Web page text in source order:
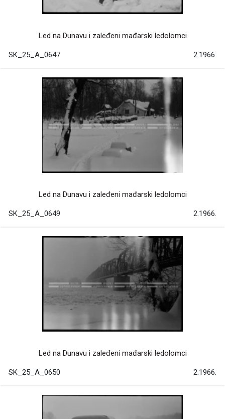
Led na Dunavu i zaleđeni mađarski ledolomci
SK_25_A_0647 2.1966.
Led na Dunavu i zaleđeni mađarski ledolomci
SK_25_A_0649 2.1966.
Led na Dunavu i zaleđeni mađarski ledolomci
SK_25_A_0650 2.1966.